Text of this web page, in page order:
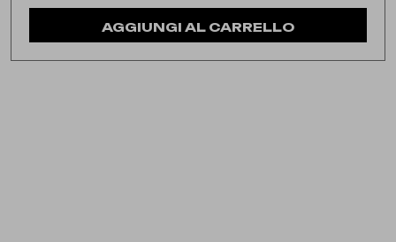
AGGIUNGI AL CARRELLO